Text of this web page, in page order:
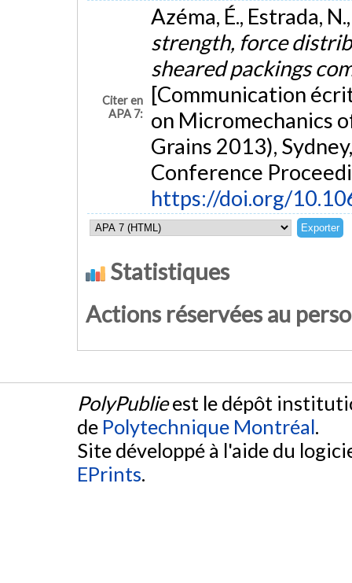
Citer en
APA 7:
Azéma, É., Estrada,
strength, force
sheared packings
[Communication
on Micromechanics
Grains 2013),
Conference
https://doi.org/
Statistiques
Actions réservées au
PolyPublieest le dépôt
de Polytechnique Montréal.
Site développé à l'aide du
EPrints.